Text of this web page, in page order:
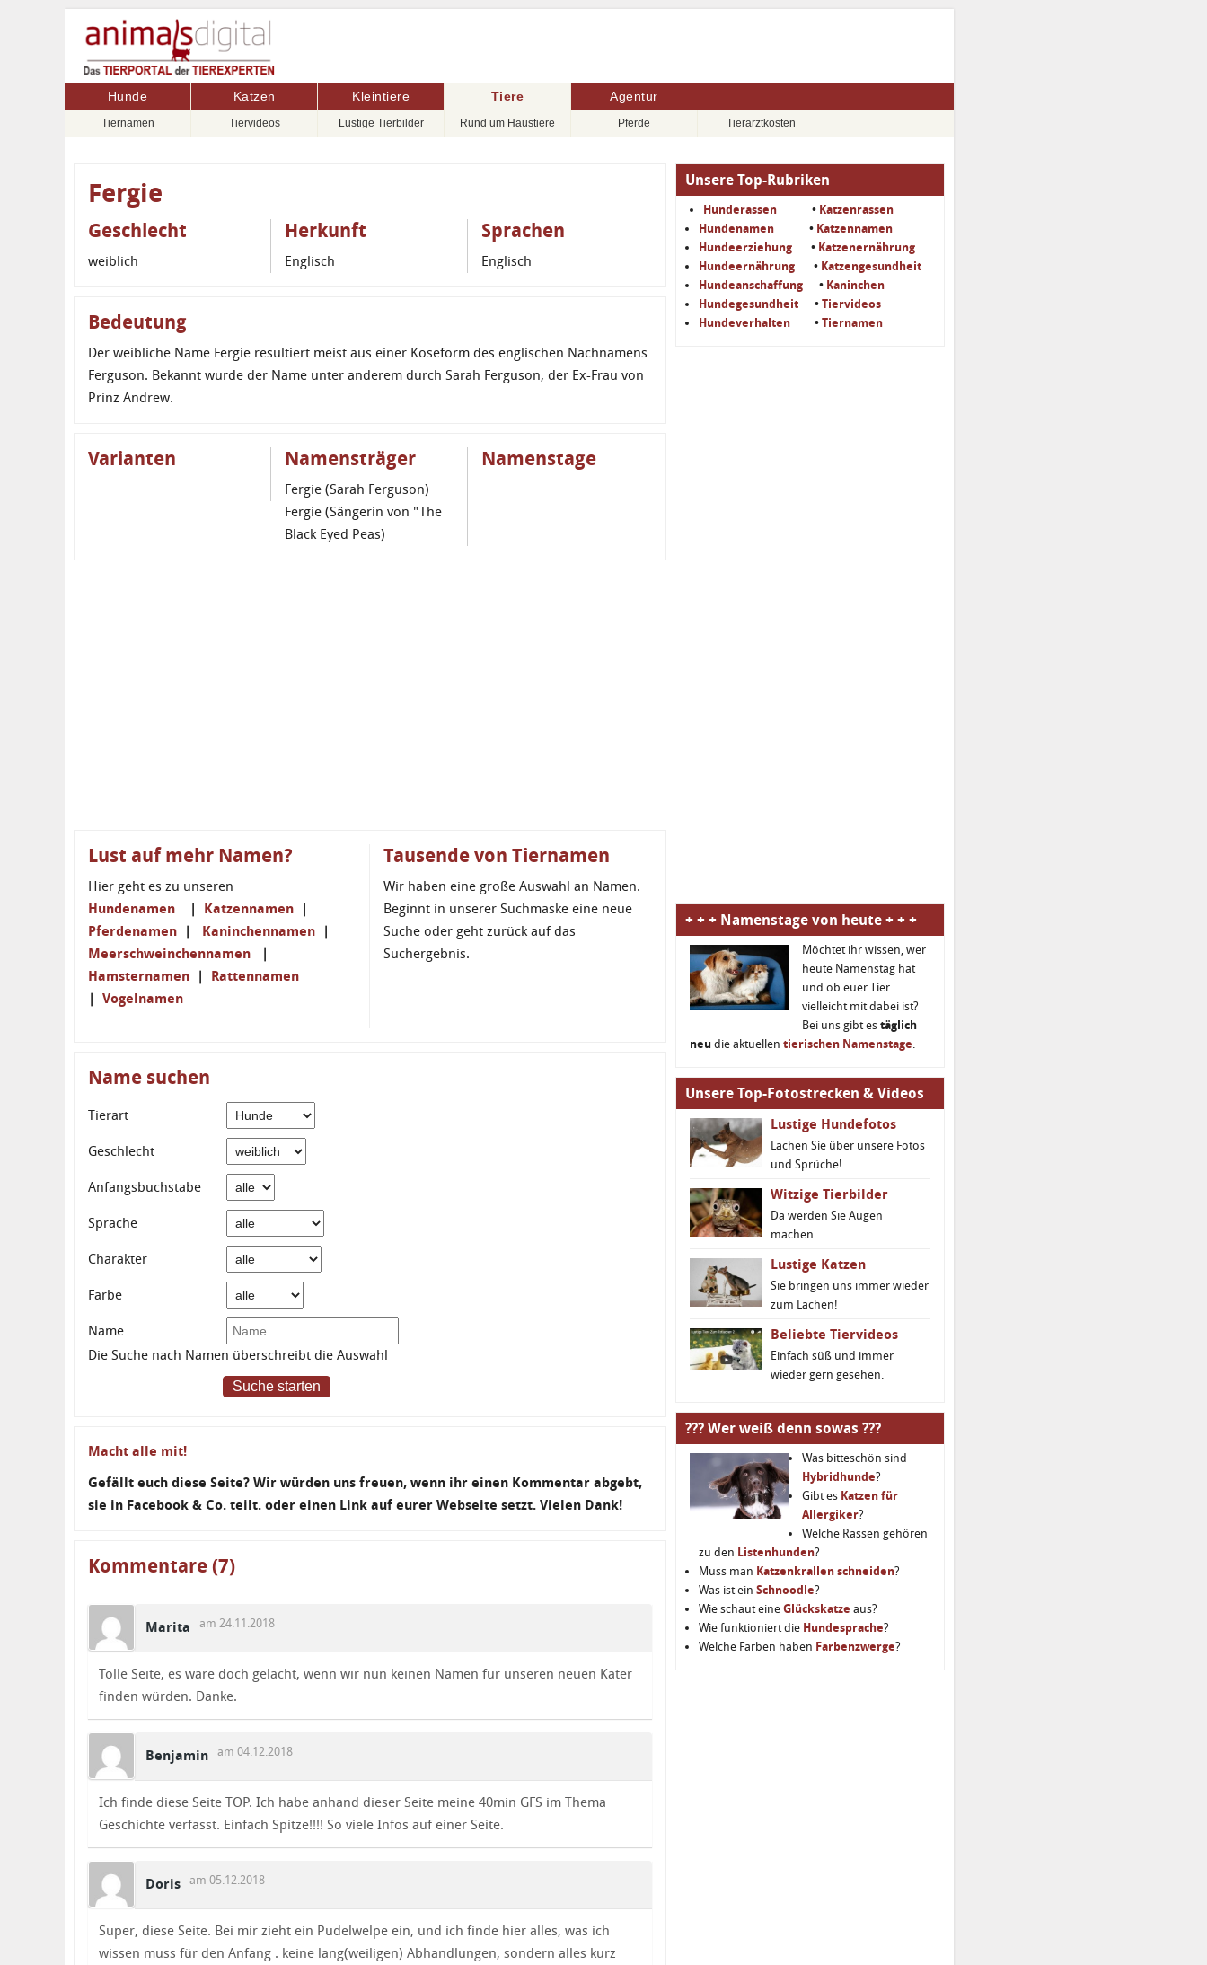
Hunde Katzen Kleintiere Tiere
Tiernamen Tiervideos Lustige Tierbilder Rund um Haustiere Pferde Tierarztkosten
Agentur
Fergie
Geschlecht
weiblich
Herkunft
Englisch
Sprachen
Englisch
Bedeutung
Der weibliche Name Fergie resultiert meist aus einer Koseform des englischen Nachnamens
Ferguson. Bekannt wurde der Name unter anderem durch Sarah Ferguson, der Ex-Frau von
Prinz Andrew.
Varianten Namensträger
Fergie (Sarah Ferguson)
Fergie (Sängerin von "The
Black Eyed Peas)
Namenstage
Lust auf mehr Namen?
Hier geht es zu unseren
Hundenamen | Katzennamen |
Pferdenamen | Kaninchennamen |
Meerschweinchennamen |
Hamsternamen | Rattennamen
| Vogelnamen
Tausende von Tiernamen
Wir haben eine große Auswahl an Namen.
Beginnt in unserer Suchmaske eine neue
Suche oder geht zurück auf das
Suchergebnis.
Name suchen
Tierart
Geschlecht
Anfangsbuchstabe
Sprache
Charakter
Farbe
Name
Die Suche nach Namen überschreibt die Auswahl
Suche starten
Macht alle mit!
Gefällt euch diese Seite? Wir würden uns freuen, wenn ihr einen Kommentar abgebt,
sie in Facebook & Co. teilt. oder einen Link auf eurer Webseite setzt. Vielen Dank!
Kommentare (7)
Marita am 24.11.2018
Tolle Seite, es wäre doch gelacht, wenn wir nun keinen Namen für unseren neuen Kater
finden würden. Danke.
Benjamin am 04.12.2018
Ich finde diese Seite TOP. Ich habe anhand dieser Seite meine 40min GFS im Thema
Geschichte verfasst. Einfach Spitze!!!! So viele Infos auf einer Seite.
Doris am 05.12.2018
Super, diese Seite. Bei mir zieht ein Pudelwelpe ein, und ich finde hier alles, was ich
wissen muss für den Anfang . keine lang(weiligen) Abhandlungen, sondern alles kurz
Unsere Top-Rubriken
Hunderassen • Katzenrassen
Hundenamen
• Katzennamen
Hundeerziehung • Katzenernährung
Hundeernährung • Katzengesundheit
Hundeanschaffung • Kaninchen
Hundegesundheit • Tiervideos
Hundeverhalten • Tiernamen
+ + + Namenstage von heute + + +
Möchtet ihr wissen, wer
heute Namenstag hat
und ob euer Tier
vielleicht mit dabei ist?
Bei uns gibt es täglich
neu die aktuellen tierischen Namenstage.
Unsere Top-Fotostrecken & Videos
Lustige Hundefotos
Lachen Sie über unsere Fotos
und Sprüche!
Witzige Tierbilder
Da werden Sie Augen
machen...
Lustige Katzen
Sie bringen uns immer wieder
zum Lachen!
Beliebte Tiervideos
Einfach süß und immer
wieder gern gesehen.
??? Wer weiß denn sowas ???
Was bitteschön sind
Hybridhunde?
Gibt es Katzen für
Allergiker?
Welche Rassen gehören
zu den Listenhunden?
Muss man Katzenkrallen schneiden?
Was ist ein Schnoodle?
Wie schaut eine Glückskatze aus?
Wie funktioniert die Hundesprache?
Welche Farben haben Farbenzwerge?